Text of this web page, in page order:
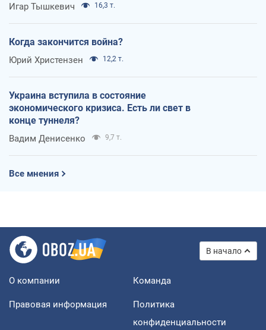
Игар Тышкевич 16,3 т.
Когда закончится война?
Юрий Христензен 12,2 т.
Украина вступила в состояние
экономического кризиса. Есть ли свет в
конце туннеля?
Вадим Денисенко 9,7 т.
Все мнения
В начало
О компании Команда
Правовая информация
Политика
конфиденциальности